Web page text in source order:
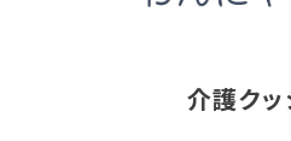
介護クッ